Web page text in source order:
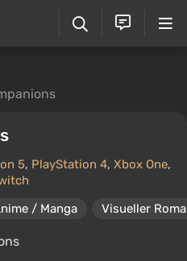
5, PlayStation 4, Xbox One,
/ Manga Visueller